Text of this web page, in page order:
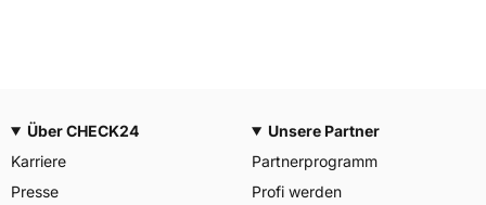
Über CHECK24
Karriere
Presse
Unsere Partner
Partnerprogramm
Profi werden